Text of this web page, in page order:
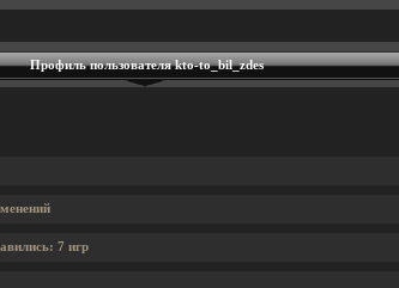
Профиль пользователя kto-to_bil_zdes
7 игр